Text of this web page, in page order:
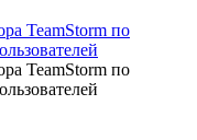
TeamStorm по
TeamStorm по